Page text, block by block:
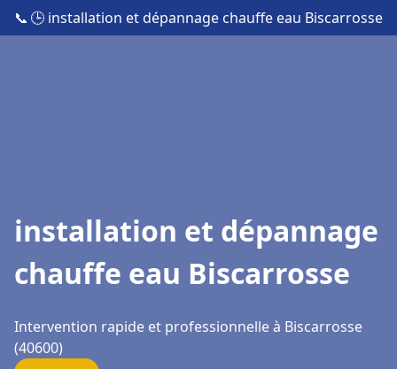
📞 🕒 installation et dépannage chauffe eau Biscarrosse
installation et dépannage
chauffe eau Biscarrosse
Intervention rapide et professionnelle à Biscarrosse
(40600)